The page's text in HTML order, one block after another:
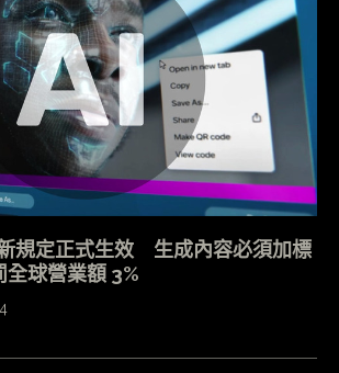
規定正式生效 生成內容必須加標
球營業額 3%